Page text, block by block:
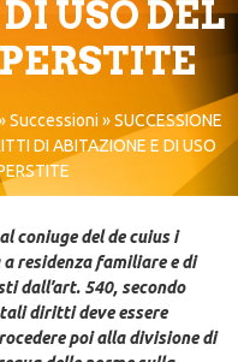
USO DEL
Successioni»SUCCESSIONE
DI ABITAZIONE E DI USO
coniuge del de cuius i
residenza familiare e di
dall’art. 540, secondo
diritti deve essere
poi alla divisione di